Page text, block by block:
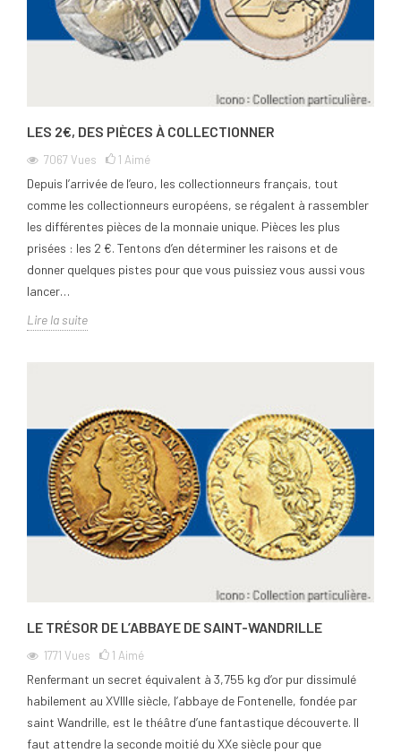
LES 2€, DES PIÈCES À COLLECTIONNER
7067Vues 1 Aimé
Depuis l’arrivée de l’euro, les collectionneurs français, tout
comme les collectionneurs européens, se régalent à rassembler
les différentes pièces de la monnaie unique. Pièces les plus
prisées : les 2 €. Tentons d’en déterminer les raisons et de
donner quelques pistes pour que vous puissiez vous aussi vous
lancer…
Lire la suite
LE TRÉSOR DE L’ABBAYE DE SAINT-WANDRILLE
1771 Vues 1 Aimé
Renfermant un secret équivalent à 3,755 kg d’or pur dissimulé
habilement au XVIIIe siècle, l’abbaye de Fontenelle, fondée par
saint Wandrille, est le théâtre d’une fantastique découverte. Il
faut attendre la seconde moitié du XXe siècle pour que